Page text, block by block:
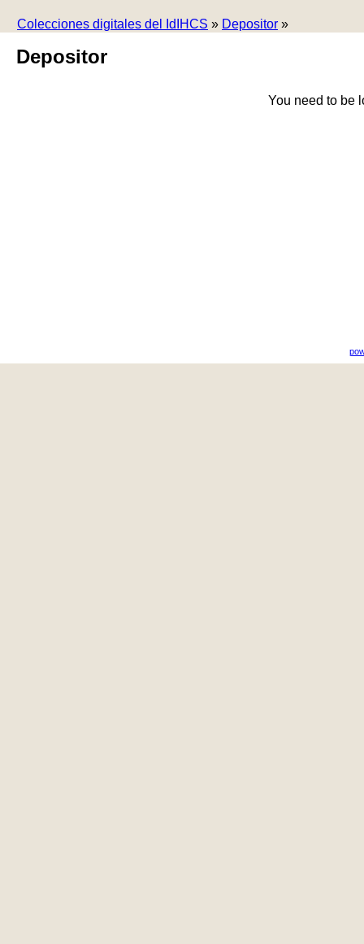
Colecciones digitales del IdIHCS » Depositor »
Depositor
You need to be